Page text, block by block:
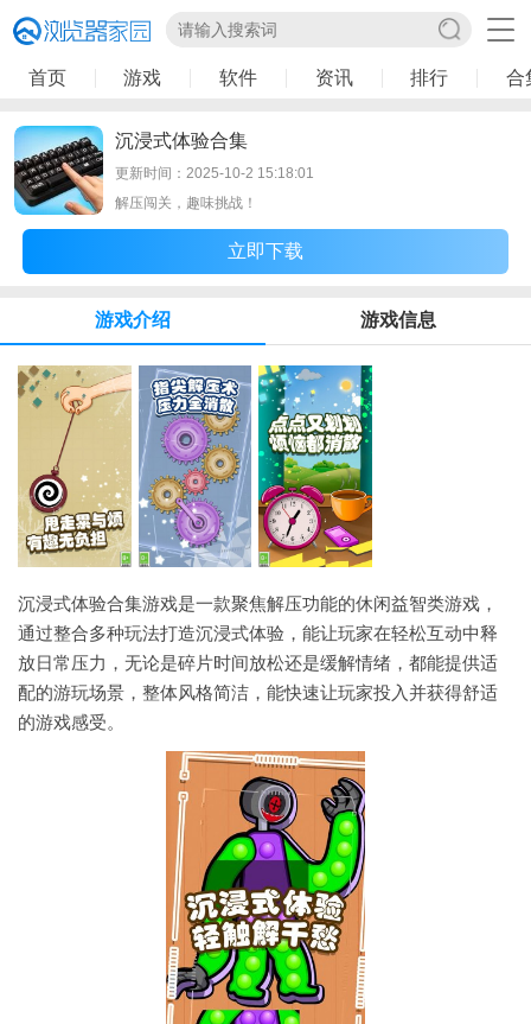
首页 游戏 软件 资讯 排行 合
沉浸式体验合集
更新时间：2025-10-2 15:18:01
解压闯关，趣味挑战！
立即下载
游戏介绍 游戏信息
沉浸式体验合集游戏是一款聚焦解压功能的休闲益智类游戏，
通过整合多种玩法打造沉浸式体验，能让玩家在轻松互动中释
放日常压力，无论是碎片时间放松还是缓解情绪，都能提供适
配的游玩场景，整体风格简洁，能快速让玩家投入并获得舒适
的游戏感受。